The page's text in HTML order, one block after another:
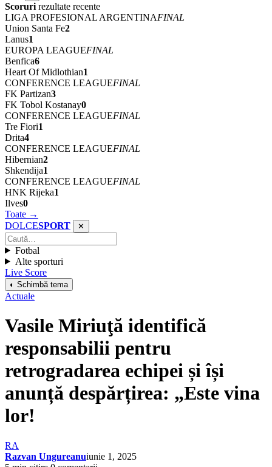
Scoruri rezultate recente
LIGA PROFESIONAL ARGENTINAFINAL
Union Santa Fe2
Lanus1
EUROPA LEAGUEFINAL
Benfica6
Heart Of Midlothian1
CONFERENCE LEAGUEFINAL
FK Partizan3
FK Tobol Kostanay0
CONFERENCE LEAGUEFINAL
Tre Fiori1
Drita4
CONFERENCE LEAGUEFINAL
Hibernian2
Shkendija1
CONFERENCE LEAGUEFINAL
HNK Rijeka1
Ilves0
Toate →
DOLCESPORT ✕
Fotbal
Alte sporturi
Live Score
◐ Schimbă tema
Actuale
Vasile Miriuţă identifică
responsabilii pentru
retrogradarea echipei și își
anunță despărțirea: „Este vina
lor!
RA
Razvan Ungureanuiunie 1, 2025